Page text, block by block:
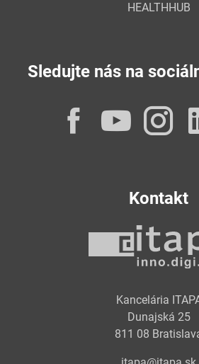
HEALTHHUB
Sledujte nás na
Kontakt
Kancelária
Dunajská 25
811 08